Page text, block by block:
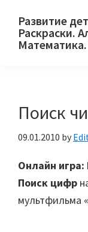
primary
main
primary
Развитие
Раскраски.
и
родителей.
Поиск
09.01.2010 by
Онлайн игра:
Поиск цифр
мультфильма «